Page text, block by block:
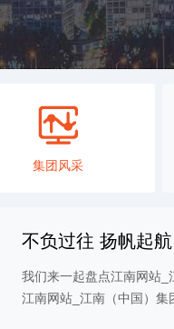
集团风采
不负过往 扬帆起
我们来一起盘点江南网站_
江南网站_江南（中国）集